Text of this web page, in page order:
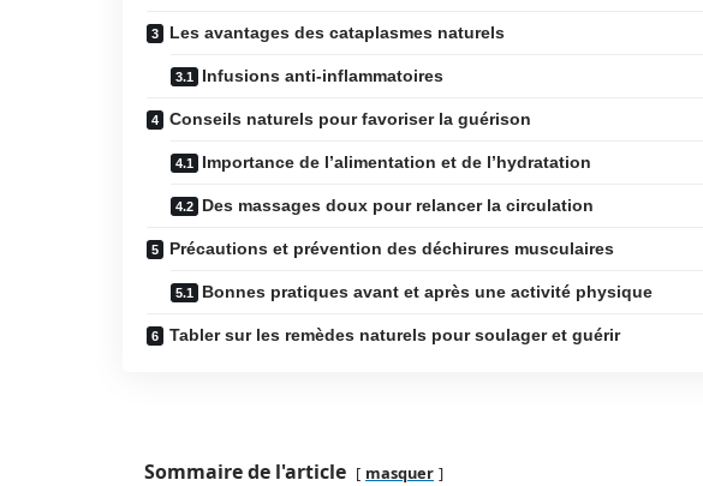
Les avantages des cataplasmes naturels
Infusions anti-inflammatoires
Conseils naturels pour favoriser la guérison
Importance de l’alimentation et de l’hydratation
Des massages doux pour relancer la circulation
Précautions et prévention des déchirures musculaires
Bonnes pratiques avant et après une activité physique
Tabler sur les remèdes naturels pour soulager et guérir
Sommaire de l'article masquer